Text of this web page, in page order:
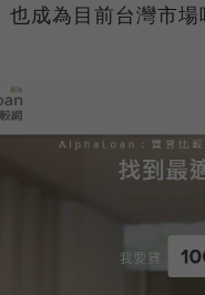
成為目前台灣市